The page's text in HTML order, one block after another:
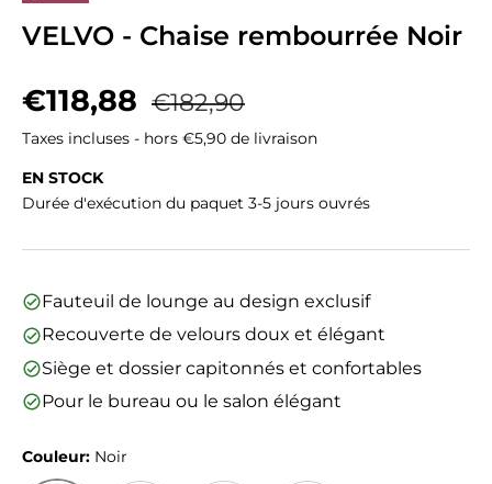
VELVO - Chaise rembourrée Noir
Prix soldé
€118,88 Prix habituel
€182,90
Taxes incluses - hors €5,90 de livraison
EN STOCK
Durée d'exécution du paquet 3-5 jours ouvrés
Fauteuil de lounge au design exclusif
Recouverte de velours doux et élégant
Siège et dossier capitonnés et confortables
Pour le bureau ou le salon élégant
Couleur: Noir